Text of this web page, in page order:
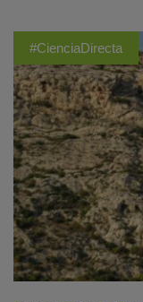
#CienciaDirecta